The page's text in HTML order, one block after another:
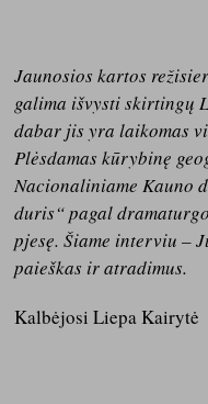
Jaunosios kartos
galima išvysti skirtingų
dabar jis yra laikomas
Plėsdamas kūrybinę
Nacionaliniame Kauno
duris“ pagal
pjesę. Šiame interviu –
paieškas ir atradimus.
Kalbėjosi Liepa Kairytė